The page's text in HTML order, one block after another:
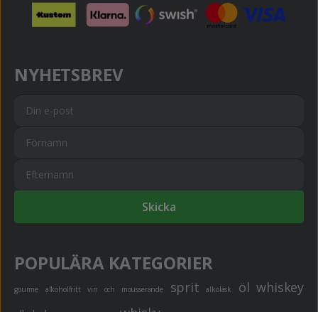
NYHETSBREV
Skicka
POPULÄRA KATEGORIER
gourme alkoholfritt vin och mousserande sprit alkoläsk öl whiskey